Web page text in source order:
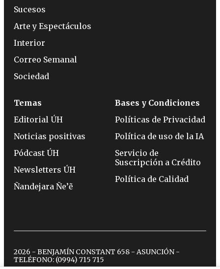
Sucesos
Arte y Espectáculos
Interior
Correo Semanal
Sociedad
Temas
Editorial ÚH
Noticias positivas
Pódcast ÚH
Newsletters ÚH
Ñandejara Ñe’ẽ
Bases y Condiciones
Políticas de Privacidad
Política de uso de la IA
Servicio de
Suscripción a Crédito
Política de Calidad
2026 - BENJAMÍN CONSTANT 658 - ASUNCIÓN -
TELÉFONO: (0994) 715 715